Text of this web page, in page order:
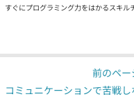
すぐにプログラミング力をはかるスキ
前のペー
コミュニケーションで苦戦